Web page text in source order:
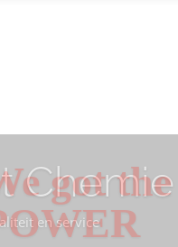
Chemie
en service
got the